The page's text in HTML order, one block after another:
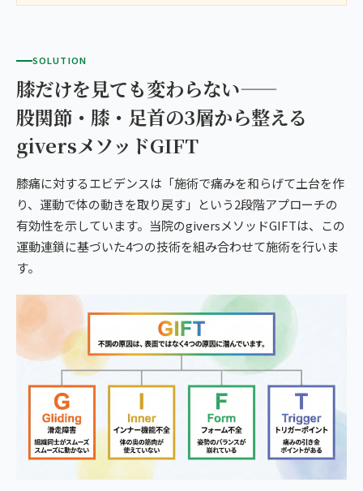
SOLUTION
膝だけを見ても変わらない——
股関節・膝・足首の3層から整える
giversメソッドGIFT
膝痛に対するエビデンスは「施術で痛みを和らげて土台を作
り、運動で体の動きを取り戻す」という2段階アプローチの
有効性を示しています。当院のgiversメソッドGIFTは、この
運動連鎖に基づいた4つの技術を組み合わせて施術を行いま
す。